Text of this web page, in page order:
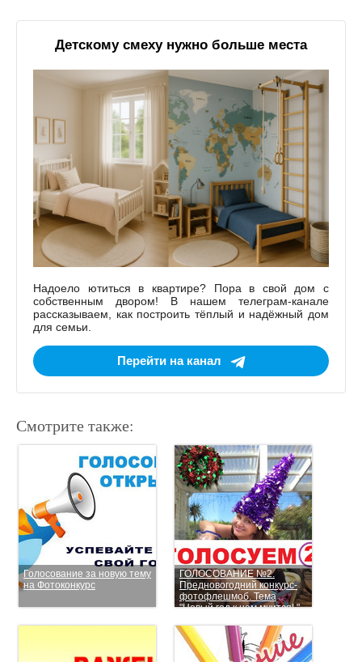
Детскому смеху нужно больше места
Надоело ютиться в квартире? Пора в свой дом с
собственным двором! В нашем телеграм-канале
рассказываем, как построить тёплый и надёжный дом
для семьи.
Перейти на канал
Смотрите также:
Голосование за новую тему
на Фотоконкурс
ГОЛОСОВАНИЕ №2.
Предновогодний конкурс-
фотофлешмоб. Тема
"Новый год к нам мчится! "